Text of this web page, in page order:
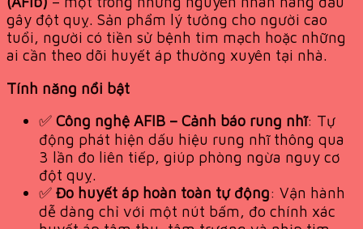
gây đột quỵ. Sản phẩm lý tưởng cho người cao
tuổi, người có tiền sử bệnh tim mạch hoặc những
ai cần theo dõi huyết áp thường xuyên tại nhà.
Tính năng nổi bật
✅ Công nghệ AFIB – Cảnh báo rung nhĩ: Tự
động phát hiện dấu hiệu rung nhĩ thông qua
3 lần đo liên tiếp, giúp phòng ngừa nguy cơ
đột quỵ.
✅ Đo huyết áp hoàn toàn tự động: Vận hành
dễ dàng chỉ với một nút bấm, đo chính xác